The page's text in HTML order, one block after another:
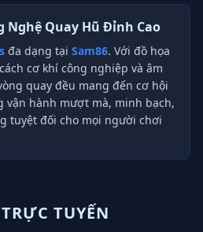
Nghệ Quay Hũ Đỉnh Cao
đa dạng tại Sam86. Với đồ họa
cơ khí công nghiệp và âm
quay đều mang đến cơ hội
vận hành mượt mà, minh bạch,
tuyệt đối cho mọi người chơi
TUYẾN